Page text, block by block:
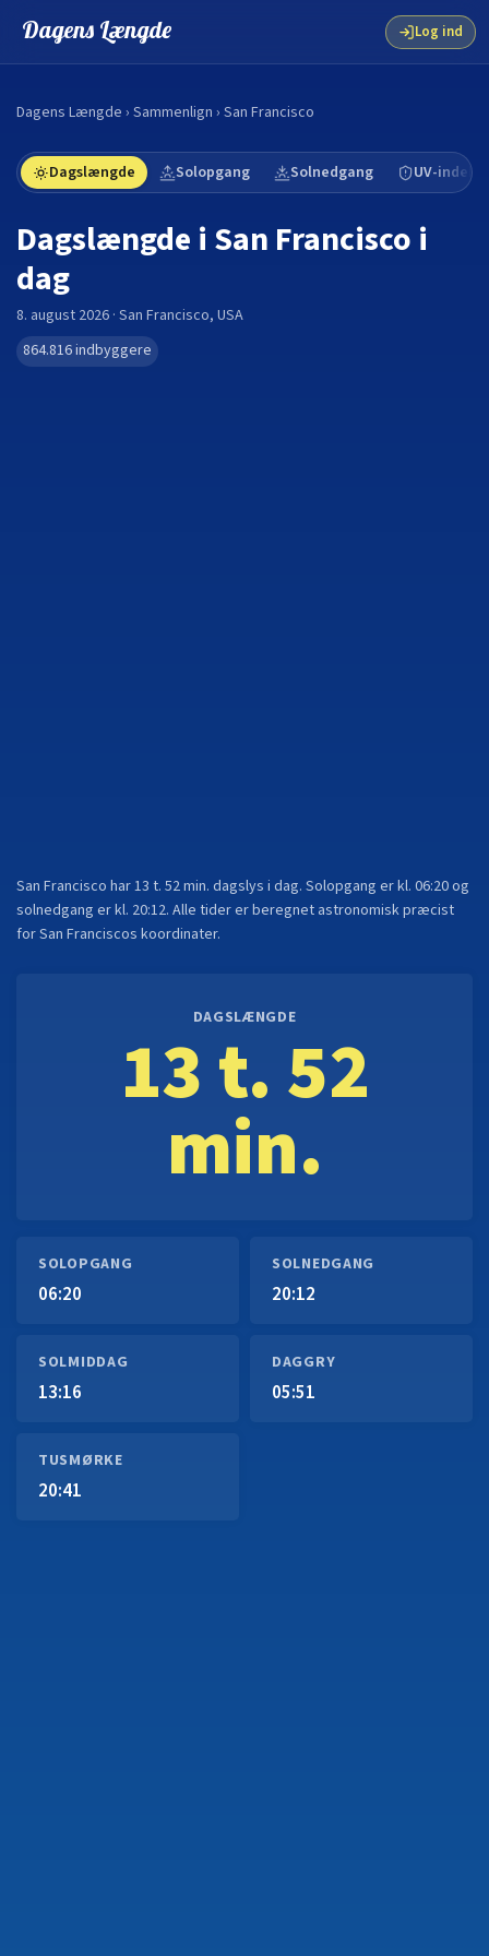
Dagens Længde Log ind
Dagens Længde › Sammenlign › San Francisco
Dagslængde Solopgang Solnedgang UV-indeks
Dagslængde i San Francisco i
dag
8. august 2026 · San Francisco, USA
864.816indbyggere
San Francisco har13 t. 52 min. dagslys i dag. Solopgang er kl. 06:20og
solnedgang er kl. 20:12. Alle tider er beregnet astronomisk præcist
forSan Franciscos koordinater.
DAGSLÆNGDE
13 t. 52
min.
SOLOPGANG
06:20
SOLNEDGANG
20:12
SOLMIDDAG
13:16
DAGGRY
05:51
TUSMØRKE
20:41